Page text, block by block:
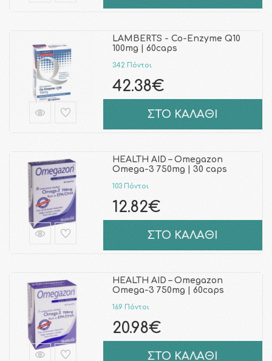
LAMBERTS - Co-Enzyme Q10
100mg | 60caps
342 Πόντοι
42.38€
ΣΤΟ ΚΑΛΑΘΙ
HEALTH AID – Omegazon
Omega-3 750mg | 30 caps
103 Πόντοι
12.82€
ΣΤΟ ΚΑΛΑΘΙ
HEALTH AID – Omegazon
Omega-3 750mg | 60caps
169 Πόντοι
20.98€
ΣΤΟ ΚΑΛΑΘΙ